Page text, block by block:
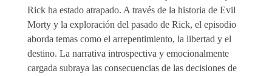
Rick ha estado atrapado. A través de la historia de Evil
Morty y la exploración del pasado de Rick, el episodio
aborda temas como el arrepentimiento, la libertad y el
destino. La narrativa introspectiva y emocionalmente
cargada subraya las consecuencias de las decisiones de